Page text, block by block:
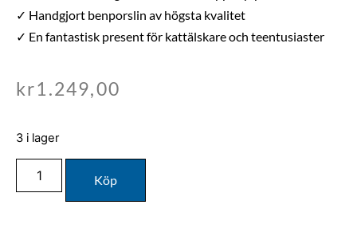
✓ Handgjort benporslin av högsta kvalitet
✓ En fantastisk present för kattälskare och teentusiaster
kr1.249,00
3 i lager
Köp